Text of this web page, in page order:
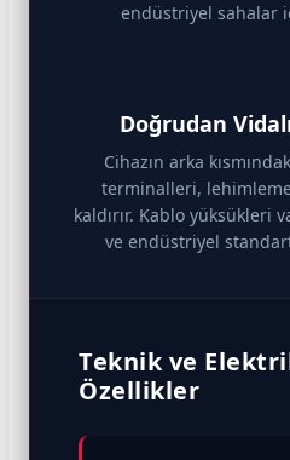
endüstriyel sahalar
Doğrudan
Cihazın arka
terminalleri,
kaldırır. Kablo yüksükleri
ve endüstriyel
Teknik ve
Özellikler